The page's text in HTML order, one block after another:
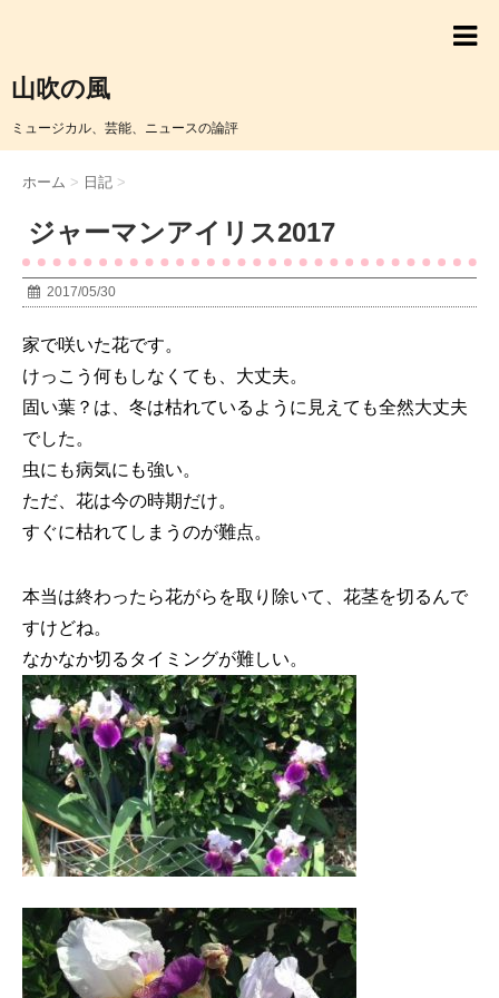
山吹の風
ミュージカル、芸能、ニュースの論評
ホーム > 日記 >
ジャーマンアイリス2017
2017/05/30
家で咲いた花です。
けっこう何もしなくても、大丈夫。
固い葉？は、冬は枯れているように見えても全然大丈夫
でした。
虫にも病気にも強い。
ただ、花は今の時期だけ。
すぐに枯れてしまうのが難点。
本当は終わったら花がらを取り除いて、花茎を切るんで
すけどね。
なかなか切るタイミングが難しい。